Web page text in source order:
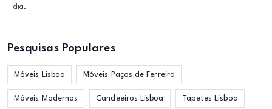
dia.
Pesquisas Populares
Móveis Lisboa Móveis Paços de Ferreira
Móveis Modernos Candeeiros Lisboa Tapetes Lisboa